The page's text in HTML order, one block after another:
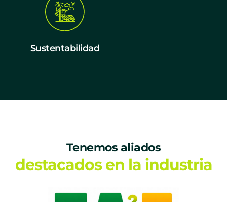
Sustentabilidad
Tenemos aliados
destacados en la industria